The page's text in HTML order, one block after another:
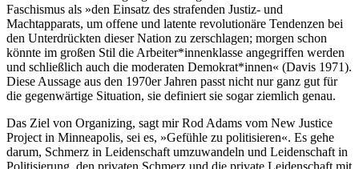
Faschismus als »den Einsatz des strafenden Justiz- und
Machtapparats, um offene und latente revolutionäre Tendenzen bei
den Unterdrückten dieser Nation zu zerschlagen; morgen schon
könnte im großen Stil die Arbeiter*innenklasse angegriffen werden
und schließlich auch die moderaten Demokrat*innen« (Davis 1971).
Diese Aussage aus den 1970er Jahren passt nicht nur ganz gut für
die gegenwärtige Situation, sie definiert sie sogar ziemlich genau.
Das Ziel von Organizing, sagt mir Rod Adams vom New Justice
Project in Minneapolis, sei es, »Gefühle zu politisieren«. Es gehe
darum, Schmerz in Leidenschaft umzuwandeln und Leidenschaft in
Politisierung, den privaten Schmerz und die private Leidenschaft mit